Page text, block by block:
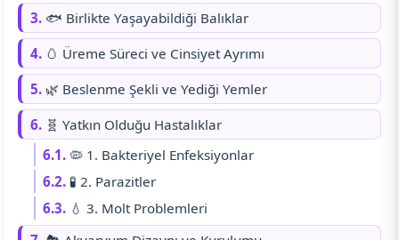
3. 🐟 Birlikte Yaşayabildiği Balıklar
4. 🥚 Üreme Süreci ve Cinsiyet Ayrımı
5. 🌿 Beslenme Şekli ve Yediği Yemler
6. 🧬 Yatkın Olduğu Hastalıklar
6.1. 🦠 1. Bakteriyel Enfeksiyonlar
6.2. 🧪 2. Parazitler
6.3. 💧 3. Molt Problemleri